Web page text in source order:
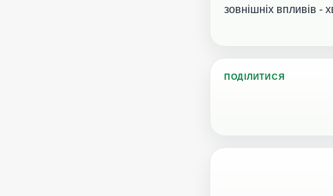
зовнішніх впливів -
ПОДІЛИТИСЯ